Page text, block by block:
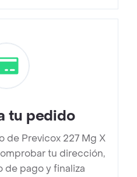
tu pedido
de Previcox 227 Mg X
tu dirección,
de pago y finaliza